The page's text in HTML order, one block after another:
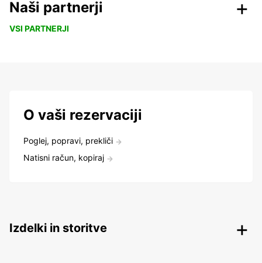
Naši partnerji
VSI PARTNERJI
O vaši rezervaciji
Poglej, popravi, prekliči
Natisni račun, kopiraj
Izdelki in storitve